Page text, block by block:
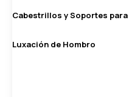
Cabestrillos y Soportes para
Luxación de Hombro